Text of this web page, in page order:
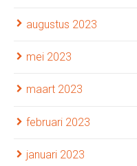
augustus 2023
mei 2023
maart 2023
februari 2023
januari 2023